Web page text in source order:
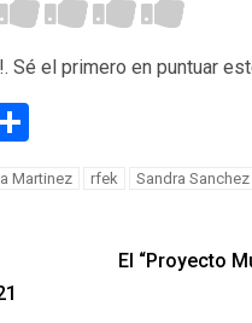
Sé el primero en puntuar
Compartir
Martinez rfek Sandra Sanchez
El “Proyecto